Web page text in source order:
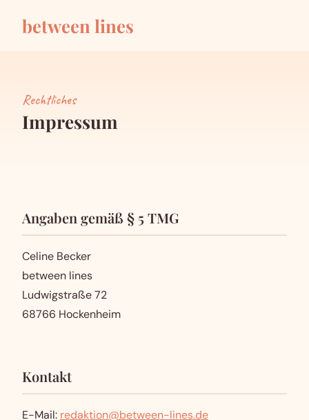
between lines
Rechtliches
Impressum
Angaben gemäß § 5 TMG
Celine Becker
between lines
Ludwigstraße 72
68766 Hockenheim
Kontakt
E-Mail: redaktion@between-lines.de